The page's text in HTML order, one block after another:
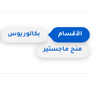
بكالوريوس
منح ماجستير